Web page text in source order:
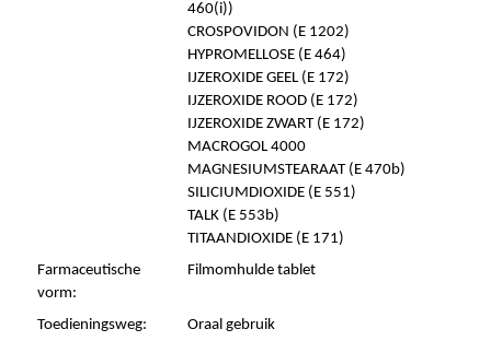
460(i))
CROSPOVIDON (E 1202)
HYPROMELLOSE (E 464)
IJZEROXIDE GEEL (E 172)
IJZEROXIDE ROOD (E 172)
IJZEROXIDE ZWART (E 172)
MACROGOL 4000
MAGNESIUMSTEARAAT (E 470b)
SILICIUMDIOXIDE (E 551)
TALK (E 553b)
TITAANDIOXIDE (E 171)
Farmaceutische
vorm:
Filmomhulde tablet
Toedieningsweg: Oraal gebruik